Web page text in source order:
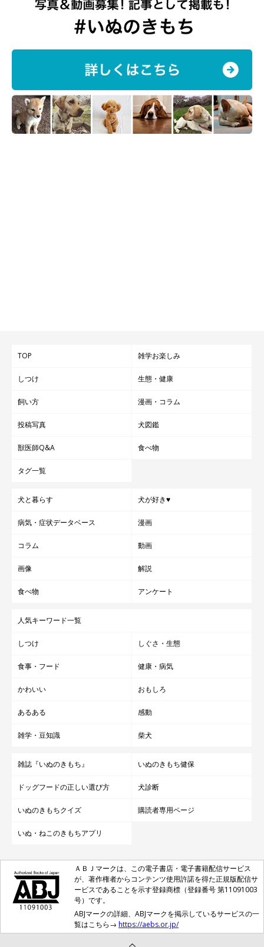
TOP 雑学お楽しみ
しつけ 生態・健康
飼い方 漫画・コラム
投稿写真 犬図鑑
獣医師Q&A 食べ物
タグ一覧
犬と暮らす 犬が好き♥
病気・症状データベース 漫画
コラム 動画
画像 解説
食べ物 アンケート
人気キーワード一覧
しつけ しぐさ・生態
食事・フード 健康・病気
かわいい おもしろ
あるある 感動
雑学・豆知識 柴犬
雑誌『いぬのきもち』 いぬのきもち健保
ドッグフードの正しい選び方 犬診断
いぬのきもちクイズ 購読者専用ページ
いぬ・ねこのきもちアプリ
ＡＢＪマークは、この電子書店・電子書籍配信サービス
が、著作権者からコンテンツ使用許諾を得た正規版配信サ
ービスであることを示す登録商標（登録番号 第11091003
号）です。
ABJマークの詳細、ABJマークを掲示しているサービスの一
覧はこちら→ https://aebs.or.jp/